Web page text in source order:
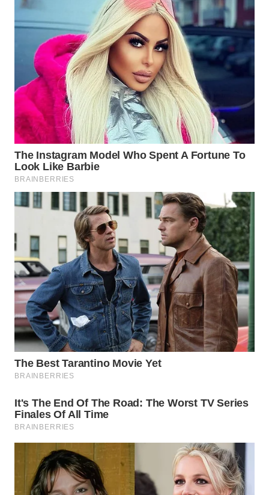
WN DELI
SERDANG
WN
TEBING
TINGGI
WN
PAKPAK
WN
KARAWANG
WN
BEKASI
WN
BOGOR
WN
DEPOK
WN
TAPANULI
UTARA
SAMOSIR
WN
PADANG
LAWAS
WN